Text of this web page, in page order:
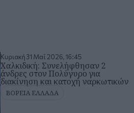
Κυριακή 31 Μαΐ 2026, 16:45
Χαλκιδική: Συνελήφθησαν 2
άνδρες στον Πολύγυρο για
διακίνηση και κατοχή ναρκωτικών
ΒΟΡΕΙΑ ΕΛΛΑΔΑ